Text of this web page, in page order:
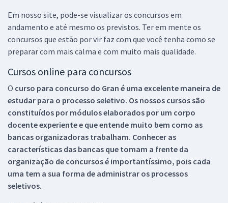
Em nosso site, pode-se visualizar os concursos em
andamento e até mesmo os previstos. Ter em mente os
concursos que estão por vir faz com que você tenha como se
preparar com mais calma e com muito mais qualidade.
Cursos online para concursos
O curso para concurso do Gran é uma excelente maneira de
estudar para o processo seletivo. Os nossos cursos são
constituídos por módulos elaborados por um corpo
docente experiente e que entende muito bem como as
bancas organizadoras trabalham. Conhecer as
características das bancas que tomam a frente da
organização de concursos é importantíssimo, pois cada
uma tem a sua forma de administrar os processos
seletivos.